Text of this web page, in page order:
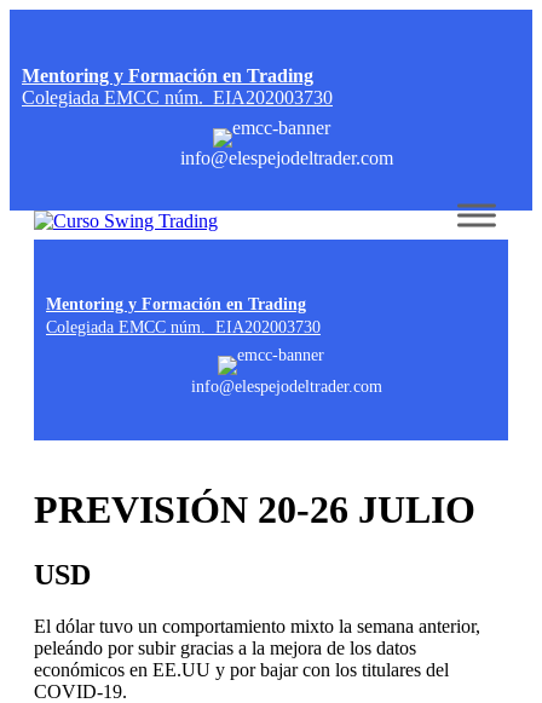
Mentoring y Formación en Trading
Colegiada EMCC núm. EIA202003730
info@elespejodeltrader.com
Mentoring y Formación en Trading
Colegiada EMCC núm. EIA202003730
info@elespejodeltrader.com
PREVISIÓN 20-26 JULIO
USD
El dólar tuvo un comportamiento mixto la semana anterior,
peleándo por subir gracias a la mejora de los datos
económicos en EE.UU y por bajar con los titulares del
COVID-19.